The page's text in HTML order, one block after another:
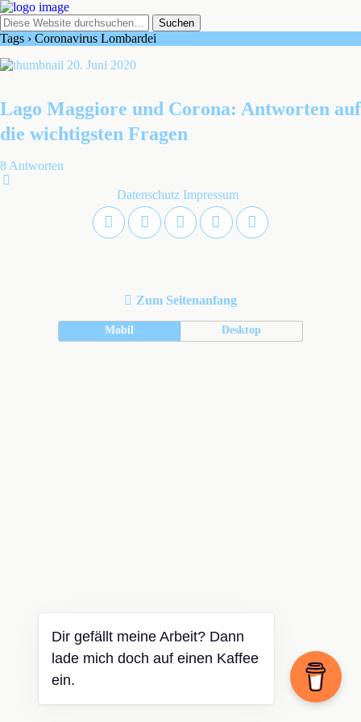
Tags › Coronavirus Lombardei
20. Juni 2020
Lago Maggiore und Corona: Antworten auf
die wichtigsten Fragen
8 Antworten
Datenschutz Impressum
Zum Seitenanfang
Mobil Desktop
Dir gefällt meine Arbeit? Dann
lade mich doch auf einen Kaffee
ein.